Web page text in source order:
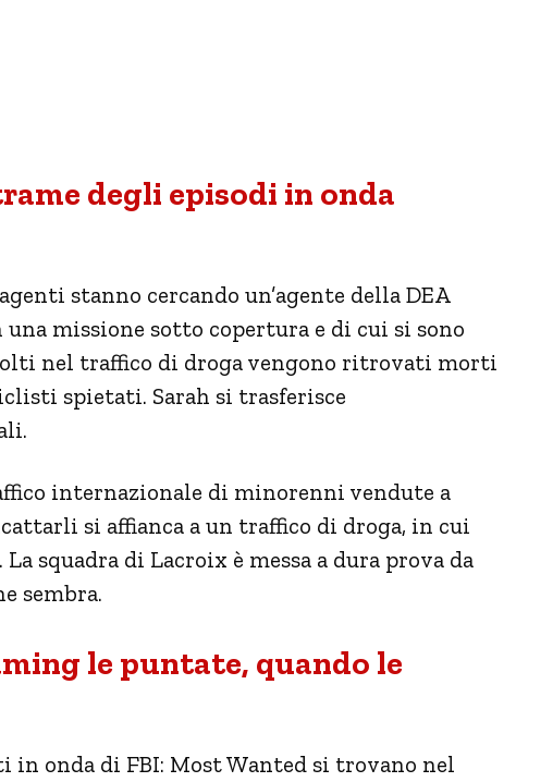
degli episodi in onda
stanno cercando un’agente della DEA
una missione sotto copertura e di cui si sono
nel traffico di droga vengono ritrovati morti
spietati. Sarah si trasferisce
internazionale di minorenni vendute a
si affianca a un traffico di droga, in cui
squadra di Lacroix è messa a dura prova da
sembra.
le puntate, quando le
onda di FBI: Most Wanted si trovano nel